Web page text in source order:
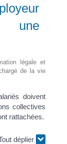
une
légale et
de la vie
doivent
collectives
rattachées.
déplier